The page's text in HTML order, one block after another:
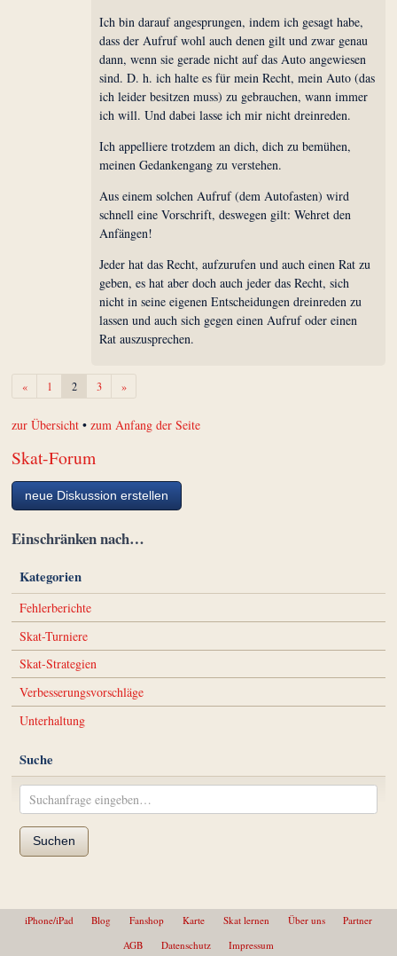
Ich bin darauf angesprungen, indem ich gesagt habe,
dass der Aufruf wohl auch denen gilt und zwar genau
dann, wenn sie gerade nicht auf das Auto angewiesen
sind. D. h. ich halte es für mein Recht, mein Auto (das
ich leider besitzen muss) zu gebrauchen, wann immer
ich will. Und dabei lasse ich mir nicht dreinreden.
Ich appelliere trotzdem an dich, dich zu bemühen,
meinen Gedankengang zu verstehen.
Aus einem solchen Aufruf (dem Autofasten) wird
schnell eine Vorschrift, deswegen gilt: Wehret den
Anfängen!
Jeder hat das Recht, aufzurufen und auch einen Rat zu
geben, es hat aber doch auch jeder das Recht, sich
nicht in seine eigenen Entscheidungen dreinreden zu
lassen und auch sich gegen einen Aufruf oder einen
Rat auszusprechen.
«Zurück1 2 3 »Weiter
zur Übersicht •zum Anfang der Seite
Skat-Forum
neue Diskussion erstellen
Einschränken nach…
Kategorien
Fehlerberichte
Skat-Turniere
Skat-Strategien
Verbesserungsvorschläge
Unterhaltung
Suche
Suchen
iPhone/iPad Blog Fanshop Karte Skat lernen Über uns
Partner
AGB
Datenschutz Impressum